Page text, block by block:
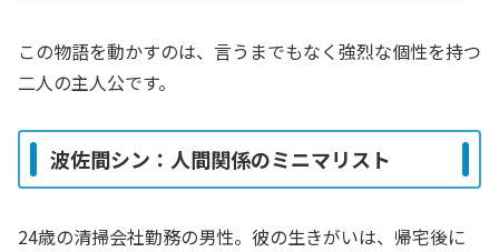
この物語を動かすのは、言うまでもなく強烈な個性を持つ
二人の主人公です。
波佐間シン：人間関係のミニマリスト
24歳の清掃会社勤務の男性。彼の生きがいは、帰宅後に